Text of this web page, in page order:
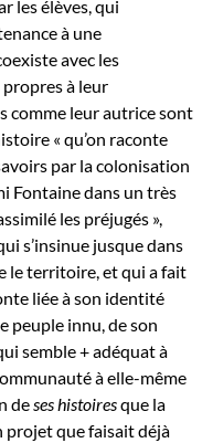
les élèves, qui
à une
avec les
à leur
comme leur autrice sont
« qu’on raconte
par la colonisation
Fontaine dans un très
les préjugés »,
s’insinue jusque dans
le territoire, et qui a fait
liée à son identité
peuple innu, de son
semble + adéquat à
à elle-même
deses histoiresque la
projet que faisait déjà